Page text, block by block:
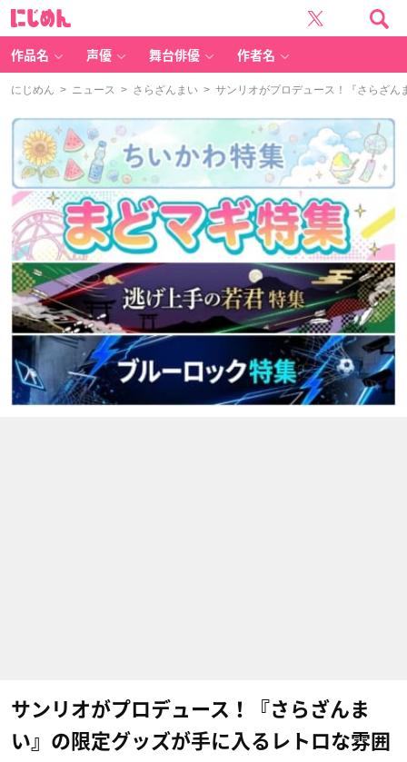
作品名 声優 舞台俳優 作者名
にじめん > ニュース > さらざんまい > サンリオがプロデュース！『さらざん
サンリオがプロデュース！『さらざんま
い』の限定グッズが手に入るレトロな雰囲